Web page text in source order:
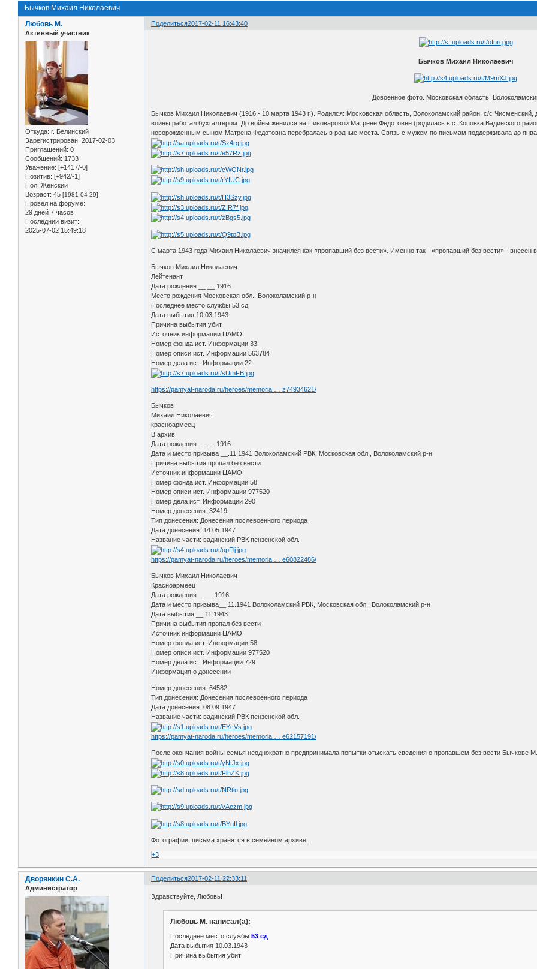
Бычков Михаил Николаевич
Поделиться2017-02-11 16:43:40
Любовь М.
Активный участник
Откуда: г. Белинский
Зарегистрирован: 2017-02-03
Приглашений: 0
Сообщений: 1733
Уважение: [+1417/-0]
Позитив: [+942/-1]
Пол: Женский
Возраст: 45 [1981-04-29]
Провел на форуме:
29 дней 7 часов
Последний визит:
2025-07-02 15:49:18
Бычков Михаил Николаевич
Довоенное фото. Московская область,
Бычков Михаил Николаевич (1916 - 10 марта 1943 г.). Родился: Московская область, Волоколамский район, с/с
войны работал бухгалтером. До войны женился на Пивоваровой Матрене Федотовне (родилась в с. Коповка Вадинского
новорожденным сыном Матрена Федотовна перебралась в родные места. Связь с мужем по письмам поддерживала до
С марта 1943 года Михаил Николаевич значился как «пропавший без вести». Именно так - «пропавший без вести» - внесен
Бычков Михаил Николаевич
Лейтенант
Дата рождения __.__.1916
Место рождения Московская обл., Волоколамский р-н
Последнее место службы 53 сд
Дата выбытия 10.03.1943
Причина выбытия убит
Источник информации ЦАМО
Номер фонда ист. Информации 33
Номер описи ист. Информации 563784
Номер дела ист. Информации 22
https://pamyat-naroda.ru/heroes/memoria … z74934621/
Бычков
Михаил Николаевич
красноармеец
В архив
Дата рождения __.__.1916
Дата и место призыва __.11.1941 Волоколамский РВК, Московская обл., Волоколамский р-н
Причина выбытия пропал без вести
Источник информации ЦАМО
Номер фонда ист. Информации 58
Номер описи ист. Информации 977520
Номер дела ист. Информации 290
Номер донесения: 32419
Тип донесения: Донесения послевоенного периода
Дата донесения: 14.05.1947
Название части: вадинский РВК пензенской обл.
https://pamyat-naroda.ru/heroes/memoria … e60822486/
Бычков Михаил Николаевич
Красноармеец
Дата рождения__.__.1916
Дата и место призыва__.11.1941 Волоколамский РВК, Московская обл., Волоколамский р-н
Дата выбытия __.11.1943
Причина выбытия пропал без вести
Источник информации ЦАМО
Номер фонда ист. Информации 58
Номер описи ист. Информации 977520
Номер дела ист. Информации 729
Информация о донесении
Номер донесения: 64582
Тип донесения: Донесения послевоенного периода
Дата донесения: 08.09.1947
Название части: вадинский РВК пензенской обл.
https://pamyat-naroda.ru/heroes/memoria … e62157191/
После окончания войны семья неоднократно предпринимала попытки отыскать сведения о пропавшем без вести Бычкове
Фотографии, письма хранятся в семейном архиве.
+3
Поделиться2017-02-11 22:33:11
Дворянкин С.А.
Администратор
Здравствуйте, Любовь!
Любовь М. написал(а):
Последнее место службы 53 сд
Дата выбытия 10.03.1943
Причина выбытия убит